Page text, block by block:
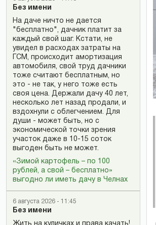
Без имени
На даче ничто не дается
"бесплатно", дачник платит за
каждый свой шаг. Кстати, не
увидел в расходах затраты на
ГСМ, происходит амортизация
автомобиля, свой труд дачники
тоже считают бесплатным, но
это - не так, у него тоже есть
своя цена. Держали дачу 40 лет,
несколько лет назад продали, и
вздохнули с облегчением. Для
души - может быть, но с
экономической точки зрения
участок даже в 10-15 соток
выгоден быть не может.
«Зимой картофель – по 100
рублей, а свой – бесплатно»
выгодно ли иметь дачу в Челнах
6 августа 2026 - 11:45
Без имени
Жить на куличках и права качать!